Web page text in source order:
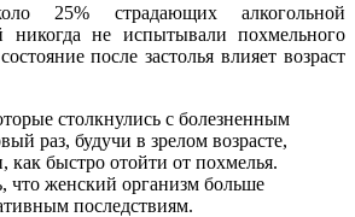
25% страдающих алкогольной
никогда не испытывали похмельного
после застолья влияет возраст
столкнулись с болезненным
раз, будучи в зрелом возрасте,
как быстро отойти от похмелья.
что женский организм больше
последствиям.